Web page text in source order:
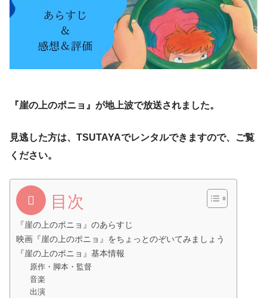
『崖の上のポニョ』が地上波で放送されました。
見逃した方は、TSUTAYAでレンタルできますので、ご覧
ください。
目次
『崖の上のポニョ』のあらすじ
映画『崖の上のポニョ』をちょっとのぞいてみましょう
『崖の上のポニョ』基本情報
原作・脚本・監督
音楽
出演